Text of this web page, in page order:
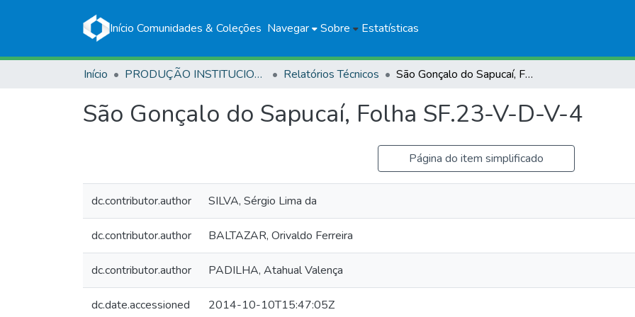
Início Comunidades & Coleções Navegar Sobre Estatísticas
Início PRODUÇÃO INSTITUCIONAL Relatórios Técnicos São Gonçalo do Sapucaí, Folha SF.23-V-D-V-4
São Gonçalo do Sapucaí, Folha SF.23-V-D-V-4
Página do item simplificado
dc.contributor.author SILVA, Sérgio Lima da
dc.contributor.author BALTAZAR, Orivaldo Ferreira
dc.contributor.author PADILHA, Atahual Valença
dc.date.accessioned 2014-10-10T15:47:05Z